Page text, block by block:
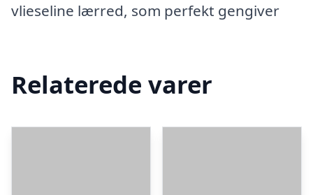
vlieseline lærred, som perfekt gengiver
Relaterede varer